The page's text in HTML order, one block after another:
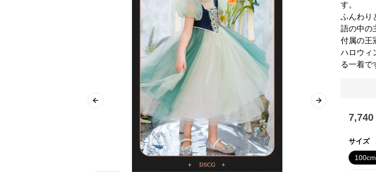
Previous slide Next slide
す。
ふんわり
語の中の
付属の王
ハロウィ
る一着で
7,740
サイズ
100cm